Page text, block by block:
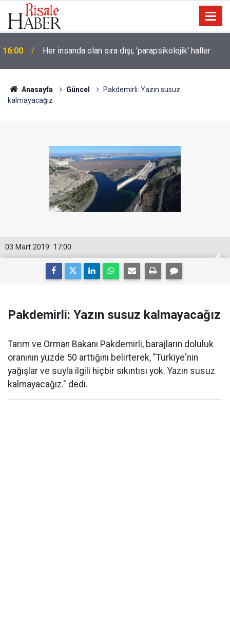
15:30
çocuğu katletti
Anasayfa Güncel
Pakdemirli: Yazın susuz
kalmayacağız
17:00
03 Mart 2019
Pakdemirli: Yazın susuz kalmayacağız
Tarım ve Orman Bakanı Pakdemirli, barajların doluluk
oranının yüzde 50 arttığını belirterek, "Türkiye'nin
yağışlar ve suyla ilgili hiçbir sıkıntısı yok. Yazın susuz
kalmayacağız." dedi.